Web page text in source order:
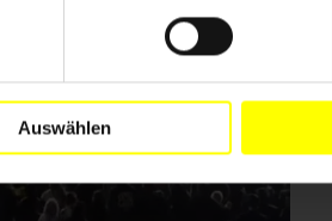
Auswählen